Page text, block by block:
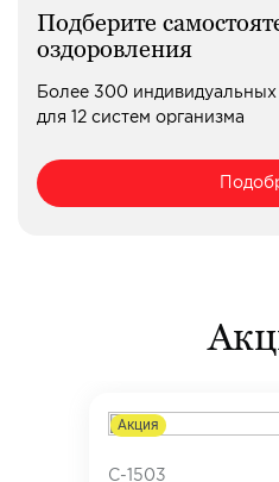
Подберите
оздоровления
Более 300
для 12 систем организма
Акция
C-1503